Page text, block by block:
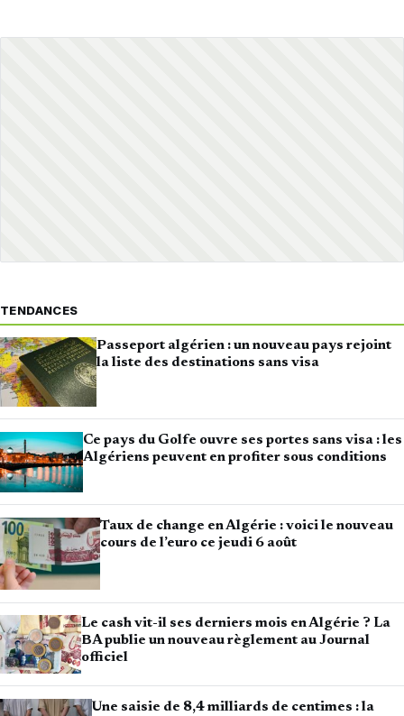
TENDANCES
Passeport algérien : un nouveau pays rejoint
la liste des destinations sans visa
Ce pays du Golfe ouvre ses portes sans visa : les
Algériens peuvent en profiter sous conditions
Taux de change en Algérie : voici le nouveau
cours de l’euro ce jeudi 6 août
Le cash vit-il ses derniers mois en Algérie ? La
BA publie un nouveau règlement au Journal
officiel
Une saisie de 8,4 milliards de centimes : la